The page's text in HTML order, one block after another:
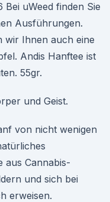
uWeed finden Sie
Ausführungen.
wir Ihnen auch eine
Andis Hanftee ist
55gr.
und Geist.
von nicht wenigen
aus Cannabis-
und sich bei
erweisen.